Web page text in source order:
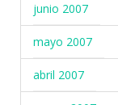
junio 2007
mayo 2007
abril 2007